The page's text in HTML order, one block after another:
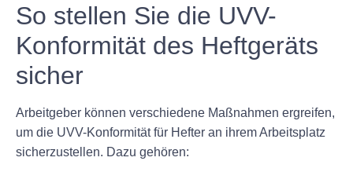
So stellen Sie die UVV-
Konformität des Heftgeräts
sicher
Arbeitgeber können verschiedene Maßnahmen ergreifen,
um die UVV-Konformität für Hefter an ihrem Arbeitsplatz
sicherzustellen. Dazu gehören: